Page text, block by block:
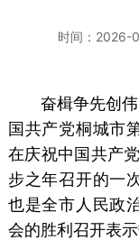
时间：2026-
奋楫争先创
国共产党桐城市
在庆祝中国共产
步之年召开的一
也是全市人民政
会的胜利召开表示